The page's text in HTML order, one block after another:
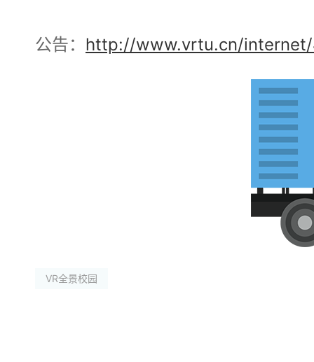
公告： http://www.vrtu.cn/
VR全景校园